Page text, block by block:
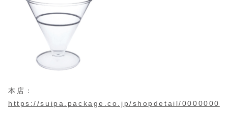
本店：
https://suipa.package.co.jp/shopdetail/0000000